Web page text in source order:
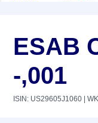
ESAB
-,001
ISIN: US29605J1060 |